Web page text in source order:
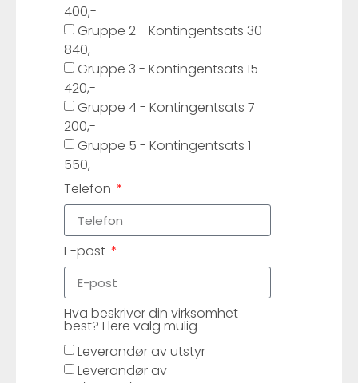
400,-
Gruppe 2 - Kontingentsats 30
840,-
Gruppe 3 - Kontingentsats 15
420,-
Gruppe 4 - Kontingentsats 7
200,-
Gruppe 5 - Kontingentsats 1
550,-
Telefon
E-post
Hva beskriver din virksomhet
best? Flere valg mulig
Leverandør av utstyr
Leverandør av